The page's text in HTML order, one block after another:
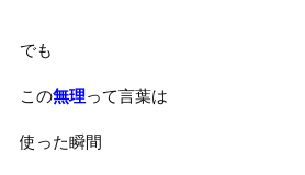
でも
この無理って言葉は
使った瞬間